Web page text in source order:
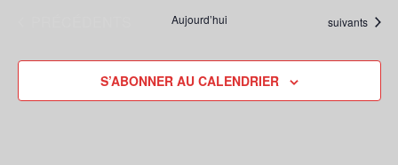
Aujourd’hui Évènements
suivants
S’ABONNER AU CALENDRIER